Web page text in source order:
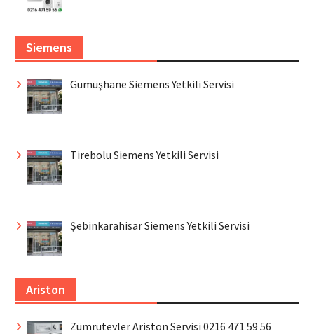
Siemens
Gümüşhane Siemens Yetkili Servisi
Tirebolu Siemens Yetkili Servisi
Şebinkarahisar Siemens Yetkili Servisi
Ariston
Zümrütevler Ariston Servisi 0216 471 59 56